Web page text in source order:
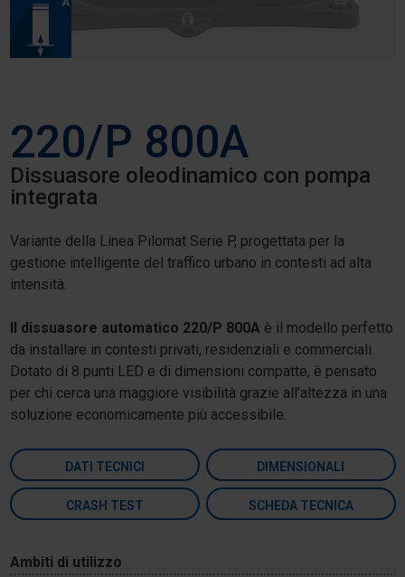
220/P 800A
Dissuasore oleodinamico con pompa
integrata
Variante della Linea Pilomat Serie P, progettata per la
gestione intelligente del traffico urbano in contesti ad alta
intensità.
Il dissuasore automatico 220/P 800A è il modello perfetto
da installare in contesti privati, residenziali e commerciali.
Dotato di 8 punti LED e di dimensioni compatte, è pensato
per chi cerca una maggiore visibilità grazie all’altezza in una
soluzione economicamente più accessibile.
DATI TECNICI DIMENSIONALI
CRASH TEST SCHEDA TECNICA
Ambiti di utilizzo